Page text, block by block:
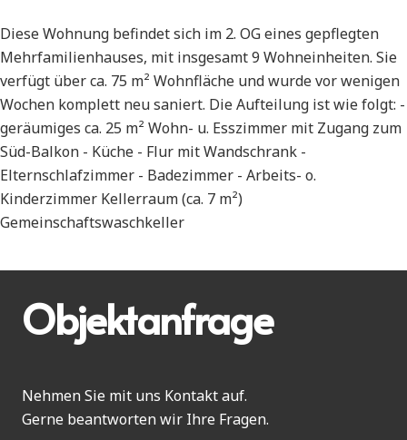
Diese Wohnung befindet sich im 2. OG eines gepflegten
Mehrfamilienhauses, mit insgesamt 9 Wohneinheiten. Sie
verfügt über ca. 75 m² Wohnfläche und wurde vor wenigen
Wochen komplett neu saniert. Die Aufteilung ist wie folgt: -
geräumiges ca. 25 m² Wohn- u. Esszimmer mit Zugang zum
Süd-Balkon - Küche - Flur mit Wandschrank -
Elternschlafzimmer - Badezimmer - Arbeits- o.
Kinderzimmer Kellerraum (ca. 7 m²)
Gemeinschaftswaschkeller
Objektanfrage
Nehmen Sie mit uns Kontakt auf.
Gerne beantworten wir Ihre Fragen.